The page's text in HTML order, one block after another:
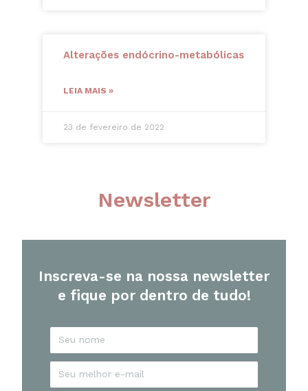
Alterações endócrino-metabólicas
LEIA MAIS »
23 de fevereiro de 2022
Newsletter
Inscreva-se na nossa newsletter
e fique por dentro de tudo!